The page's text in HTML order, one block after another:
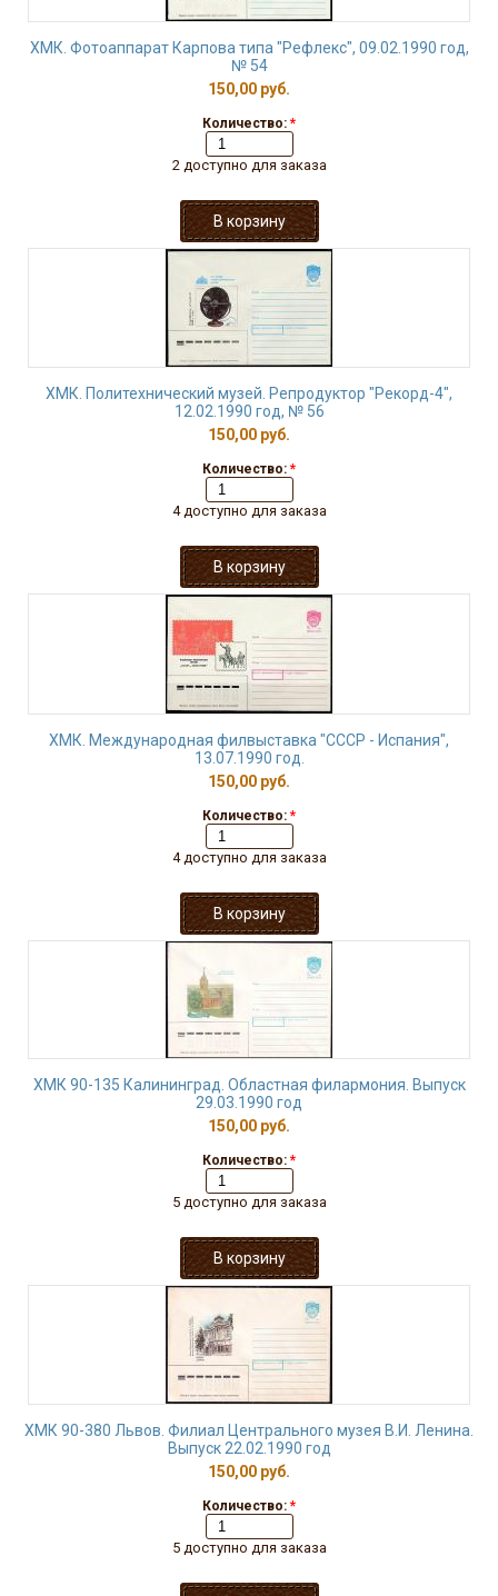
ХМК. Фотоаппарат Карпова типа "Рефлекс", 09.02.1990 год,
№ 54
150,00 руб.
Количество: *
2 доступно для заказа
ХМК. Политехнический музей. Репродуктор "Рекорд-4",
12.02.1990 год, № 56
150,00 руб.
Количество: *
4 доступно для заказа
ХМК. Международная филвыставка "СССР - Испания",
13.07.1990 год.
150,00 руб.
Количество: *
4 доступно для заказа
ХМК 90-135 Калининград. Областная филармония. Выпуск
29.03.1990 год
150,00 руб.
Количество: *
5 доступно для заказа
ХМК 90-380 Львов. Филиал Центрального музея В.И. Ленина.
Выпуск 22.02.1990 год
150,00 руб.
Количество: *
5 доступно для заказа